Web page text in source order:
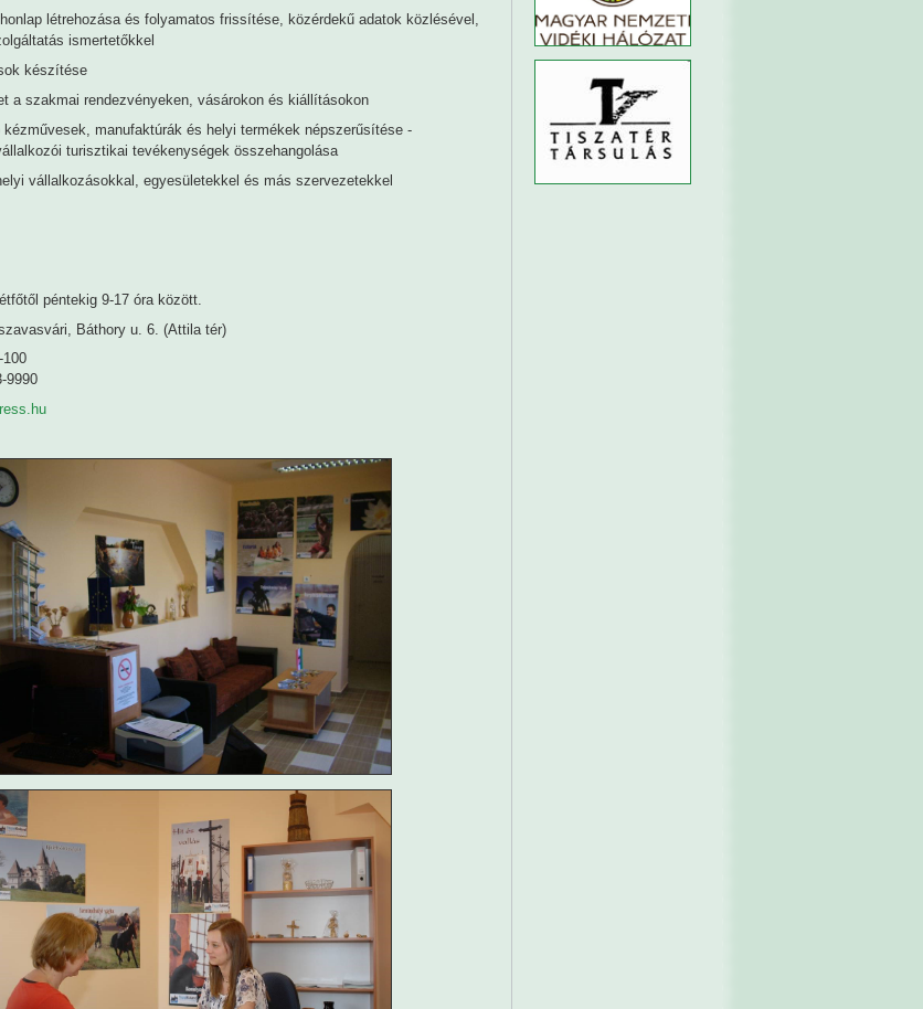
létrehozása és folyamatos frissítése, közérdekű adatok közlésével,
ismertetőkkel
készítése
a szakmai rendezvényeken, vásárokon és kiállításokon
kézművesek, manufaktúrák és helyi termékek népszerűsítése -
turisztikai tevékenységek összehangolása
vállalkozásokkal, egyesületekkel és más szervezetekkel
péntekig 9-17 óra között.
Báthory u. 6. (Attila tér)
100